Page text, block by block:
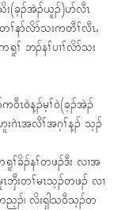
(ခ့ၣ်အဲၣ်ယူၣ်)ပာ်လီၤ
ၢ်နာ်လိာ်သးကတီၢ်လီၤႉ
ၢ် ဘၣ်နၢ်ပၢၢ်လိာ်သး
၀ီၤ၀ဲန့ၣ်မ့ၢ်၀ဲ(ခ့ၣ်အဲၣ်
းဂဲၤအလီၢ်အဂ့ၢ်န့ၣ် သ့ၣ်
ခိၣ်နၢ်တဖၣ်ဒီး လၢအ
ဘှီးတၢ်မၤသ့ၣ်တဖၣ် လၢ
၊ တည့ၣ်၊ လိးရှါသ၀ီသ့ၣ်တ